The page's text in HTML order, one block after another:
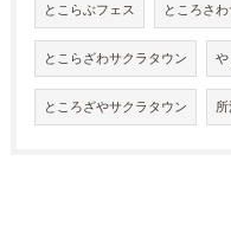
とこらぶフェス ところさ
とこらざわサクラタウン や
ところざやサクラタウン